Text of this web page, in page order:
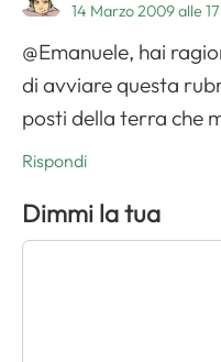
14 Marzo 2009 alle
@Emanuele, hai
di avviare questa
posti della terra che
Rispondi
Dimmi la tua